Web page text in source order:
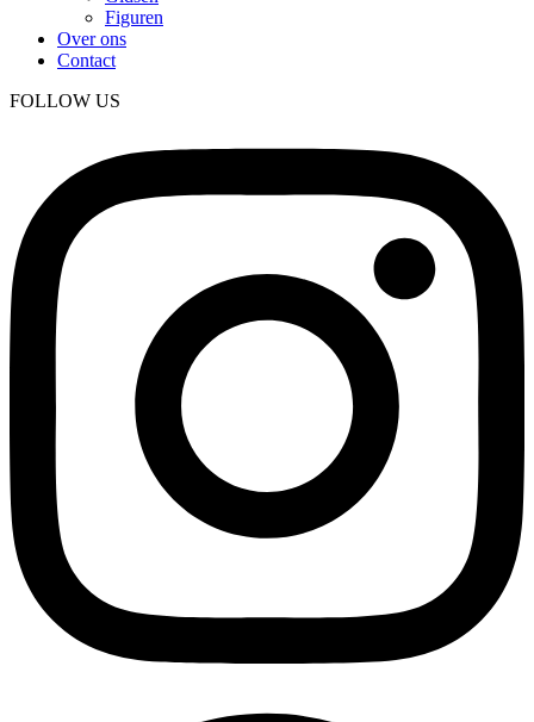
Figuren
Over ons
Contact
FOLLOW US